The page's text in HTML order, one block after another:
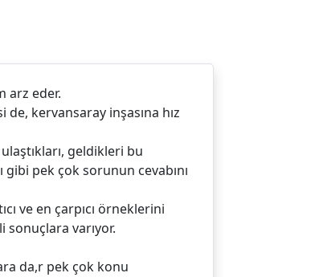
arz eder.
kervansaray inşasına hız
geldikleri bu
gibi pek çok sorunun cevabını
ve en çarpıcı örneklerini
varıyor.
da,r pek çok konu